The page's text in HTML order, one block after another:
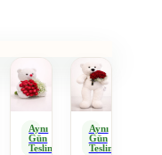
Aynı
Gün
Teslimat
Aynı
Gün
Teslimat